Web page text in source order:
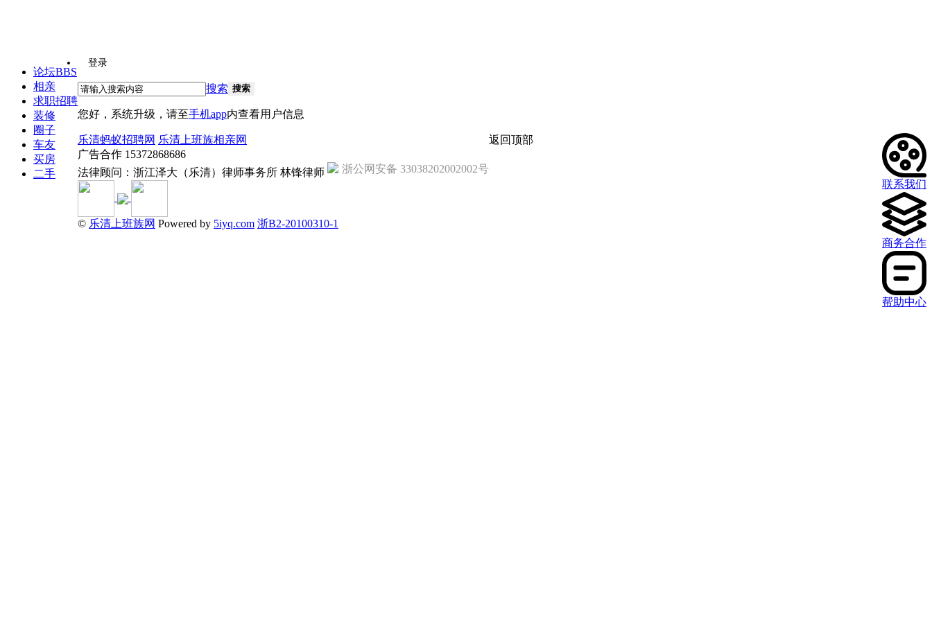
论坛BBS
相亲
求职招聘
装修
圈子
车友
买房
二手
登录
搜索 搜索
您好，系统升级，请至手机app内查看用户信息
乐清蚂蚁招聘网 乐清上班族相亲网
广告合作 15372868686
法律顾问：浙江泽大（乐清）律师事务所 林锋律师
浙公网安备 33038202002002号
© 乐清上班族网 Powered by 5iyq.com 浙B2-20100310-1
联系我们
商务合作
帮助中心
返回顶部